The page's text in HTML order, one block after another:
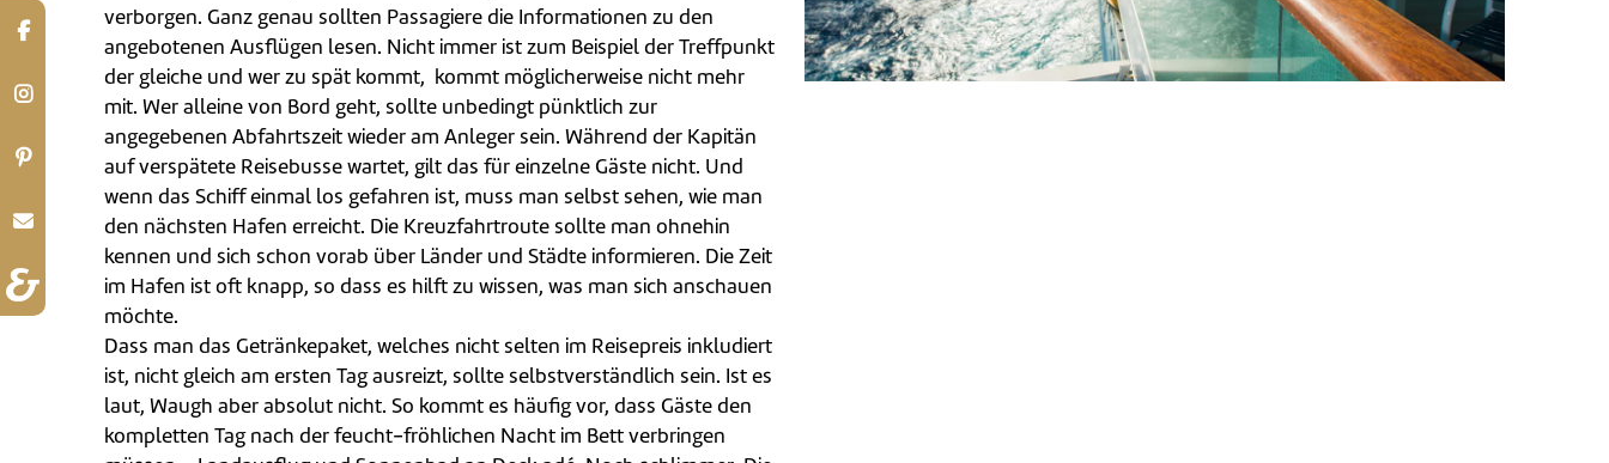
verborgen. Ganz genau sollten Passagiere die Informationen zu den
angebotenen Ausflügen lesen. Nicht immer ist zum Beispiel der Treffpunkt
der gleiche und wer zu spät kommt, kommt möglicherweise nicht mehr
mit. Wer alleine von Bord geht, sollte unbedingt pünktlich zur
angegebenen Abfahrtszeit wieder am Anleger sein. Während der Kapitän
auf verspätete Reisebusse wartet, gilt das für einzelne Gäste nicht. Und
wenn das Schiff einmal los gefahren ist, muss man selbst sehen, wie man
den nächsten Hafen erreicht. Die Kreuzfahrtroute sollte man ohnehin
kennen und sich schon vorab über Länder und Städte informieren. Die Zeit
im Hafen ist oft knapp, so dass es hilft zu wissen, was man sich anschauen
möchte.
Dass man das Getränkepaket, welches nicht selten im Reisepreis inkludiert
ist, nicht gleich am ersten Tag ausreizt, sollte selbstverständlich sein. Ist es
laut, Waugh aber absolut nicht. So kommt es häufig vor, dass Gäste den
kompletten Tag nach der feucht-fröhlichen Nacht im Bett verbringen